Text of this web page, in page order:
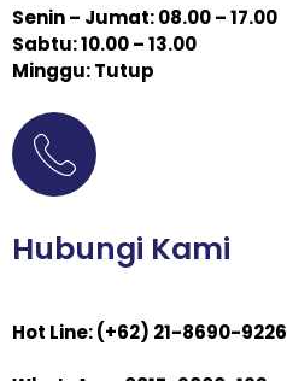
Senin – Jumat: 08.00 – 17.00
Sabtu: 10.00 – 13.00
Minggu: Tutup
Hubungi Kami
Hot Line: (+62) 21-8690-9226